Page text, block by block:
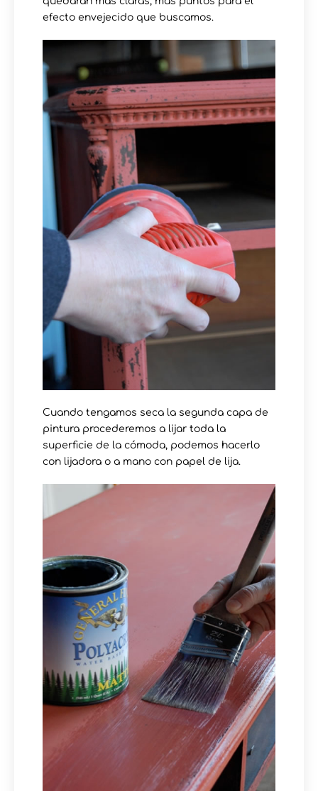
efecto envejecido que buscamos.
Cuando tengamos seca la segunda capa de
pintura procederemos a lijar toda la
superficie de la cómoda, podemos hacerlo
con lijadora o a mano con papel de lija.